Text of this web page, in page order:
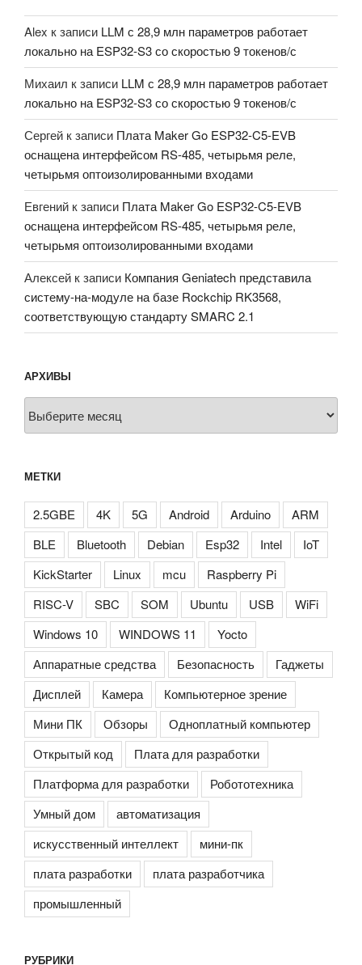
Alex к записи LLM с 28,9 млн параметров работает
локально на ESP32-S3 со скоростью 9 токенов/с
Михаил к записи LLM с 28,9 млн параметров работает
локально на ESP32-S3 со скоростью 9 токенов/с
Сергей к записи Плата Maker Go ESP32-C5-EVB
оснащена интерфейсом RS-485, четырьмя реле,
четырьмя оптоизолированными входами
Евгений к записи Плата Maker Go ESP32-C5-EVB
оснащена интерфейсом RS-485, четырьмя реле,
четырьмя оптоизолированными входами
Алексей к записи Компания Geniatech представила
систему-на-модуле на базе Rockchip RK3568,
соответствующую стандарту SMARC 2.1
АРХИВЫ
МЕТКИ
2.5GBE 4K 5G Android Arduino
ARM
BLE
Bluetooth Debian Esp32 Intel
IoT
KickStarter
Linux mcu
Raspberry Pi
RISC-V
SBC SOM Ubuntu USB
WiFi
Windows 10
WINDOWS 11
Yocto
Аппаратные средства
Безопасность
Гаджеты
Дисплей
Камера
Компьютерное зрение
Мини ПК
Обзоры
Одноплатный компьютер
Открытый код
Плата для разработки
Платформа для разработки
Робототехника
Умный дом
автоматизация
искусственный интеллект
мини-пк
плата разработки
плата разработчика
промышленный
РУБРИКИ